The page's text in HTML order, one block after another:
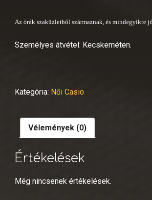
Az órák szaküzletből származnak, és mindegyikre
Személyes átvétel: Kecskeméten.
Kategória: Női Casio
Vélemények (0)
Értékelések
Még nincsenek értékelések.